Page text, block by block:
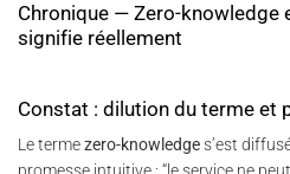
Chronique — Zero-knowledge
signifie réellement
Constat : dilution du terme et
Le termezero-knowledges’est